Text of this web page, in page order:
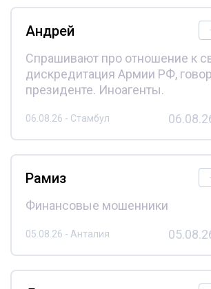
Андрей
Спрашивают про отношение к
дискредитация Армии РФ,
президенте. Иноагенты.
06.08.26 - Стамбул
Рамиз
Финансовые мошенники
05.08.26 - Анталия